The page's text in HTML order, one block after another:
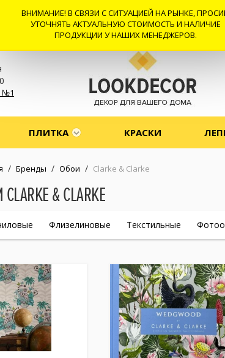
И ДОСТАВКА СОТРУДНИЧЕСТВО КОНТАКТЫ ОТЗЫВЫ
№1
ПЛИТКА КРАСКИ
/ Бренды / Обои / Clarke & Clarke
& CLARKE
Флизелиновые Текстильные
ВНИМАНИЕ! В СВЯЗИ С СИТУАЦИЕЙ НА РЫНКЕ,
УТОЧНЯТЬ АКТУАЛЬНУЮ СТОИМОСТЬ И НАЛИЧИЕ
ПРОДУКЦИИ У НАШИХ МЕНЕДЖЕРОВ.